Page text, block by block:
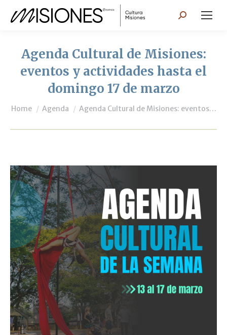
Search:
Agenda Cultural de Misiones:
eventos y actividades hasta el
domingo 17 de marzo
You are here:
Home Agenda Agenda Cultural de Misiones: eventos…